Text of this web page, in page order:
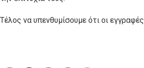
Τέλος να υπενθυμίσουμε ότι οι